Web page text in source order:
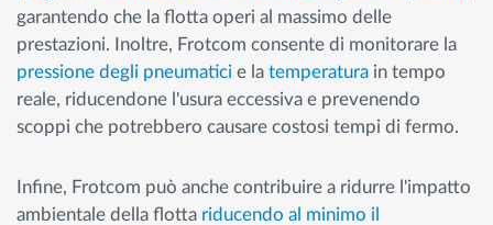
garantendo che la flotta operi al massimo delle
prestazioni. Inoltre, Frotcom consente di monitorare la
pressione degli pneumatici e la temperatura in tempo
reale, riducendone l'usura eccessiva e prevenendo
scoppi che potrebbero causare costosi tempi di fermo.
Infine, Frotcom può anche contribuire a ridurre l'impatto
ambientale della flotta riducendo al minimo il